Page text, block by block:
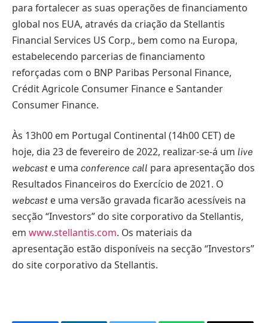
para fortalecer as suas operações de financiamento
global nos EUA, através da criação da Stellantis
Financial Services US Corp., bem como na Europa,
estabelecendo parcerias de financiamento
reforçadas com o BNP Paribas Personal Finance,
Crédit Agricole Consumer Finance e Santander
Consumer Finance.
Às 13h00 em Portugal Continental (14h00 CET) de
hoje, dia 23 de fevereiro de 2022, realizar-se-á um live
webcast e uma conference call para apresentação dos
Resultados Financeiros do Exercício de 2021. O
webcast e uma versão gravada ficarão acessíveis na
secção “Investors” do site corporativo da Stellantis,
em www.stellantis.com. Os materiais da
apresentação estão disponíveis na secção “Investors”
do site corporativo da Stellantis.